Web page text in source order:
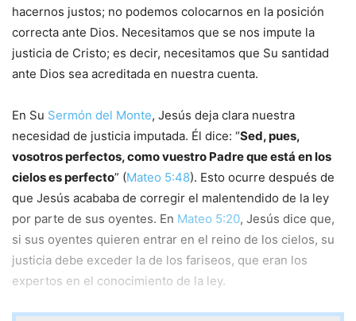
hacernos justos; no podemos colocarnos en la posición
correcta ante Dios. Necesitamos que se nos impute la
justicia de Cristo; es decir, necesitamos que Su santidad
ante Dios sea acreditada en nuestra cuenta.
En Su Sermón del Monte, Jesús deja clara nuestra
necesidad de justicia imputada. Él dice: “Sed, pues,
vosotros perfectos, como vuestro Padre que está en los
cielos es perfecto” (Mateo 5:48). Esto ocurre después de
que Jesús acababa de corregir el malentendido de la ley
por parte de sus oyentes. En Mateo 5:20, Jesús dice que,
si sus oyentes quieren entrar en el reino de los cielos, su
justicia debe exceder la de los fariseos, que eran los
expertos en el conocimiento de la ley.